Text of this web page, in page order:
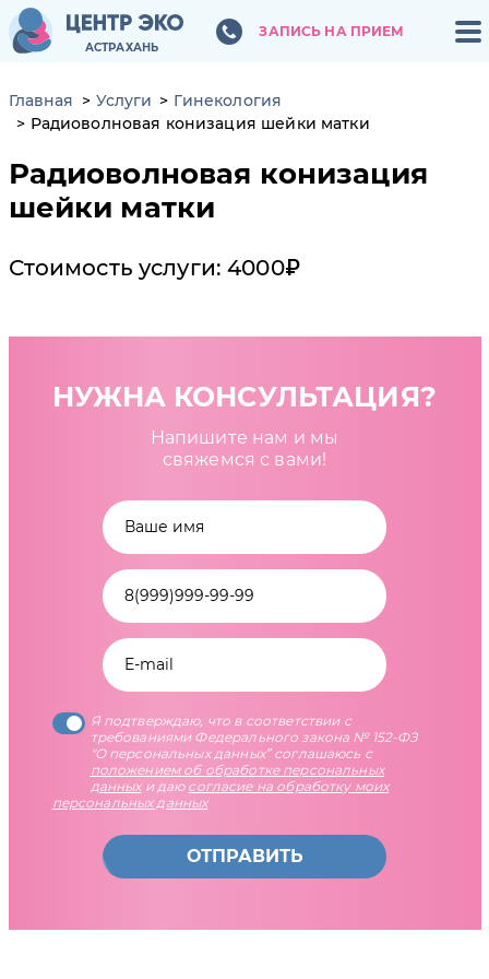
АСТРАХАНЬ
ЗАПИСЬ НА ПРИЕМ
АСТРАХАНЬ
ЗАПИСЬ НА ПРИЕМ
Главная Услуги
Гинекология
Радиоволновая конизация шейки матки
Радиоволновая конизация
шейки матки
Стоимость услуги: 4000₽
НУЖНА КОНСУЛЬТАЦИЯ?
Напишите нам и мы
свяжемся с вами!
Я подтверждаю, что в соответствии с
требованиями Федерального закона № 152-ФЗ
"О персональных данных” соглашаюсь с
положением об обработке персональных
данныхи даю согласие на обработку моих
персональных данных
ОТПРАВИТЬ